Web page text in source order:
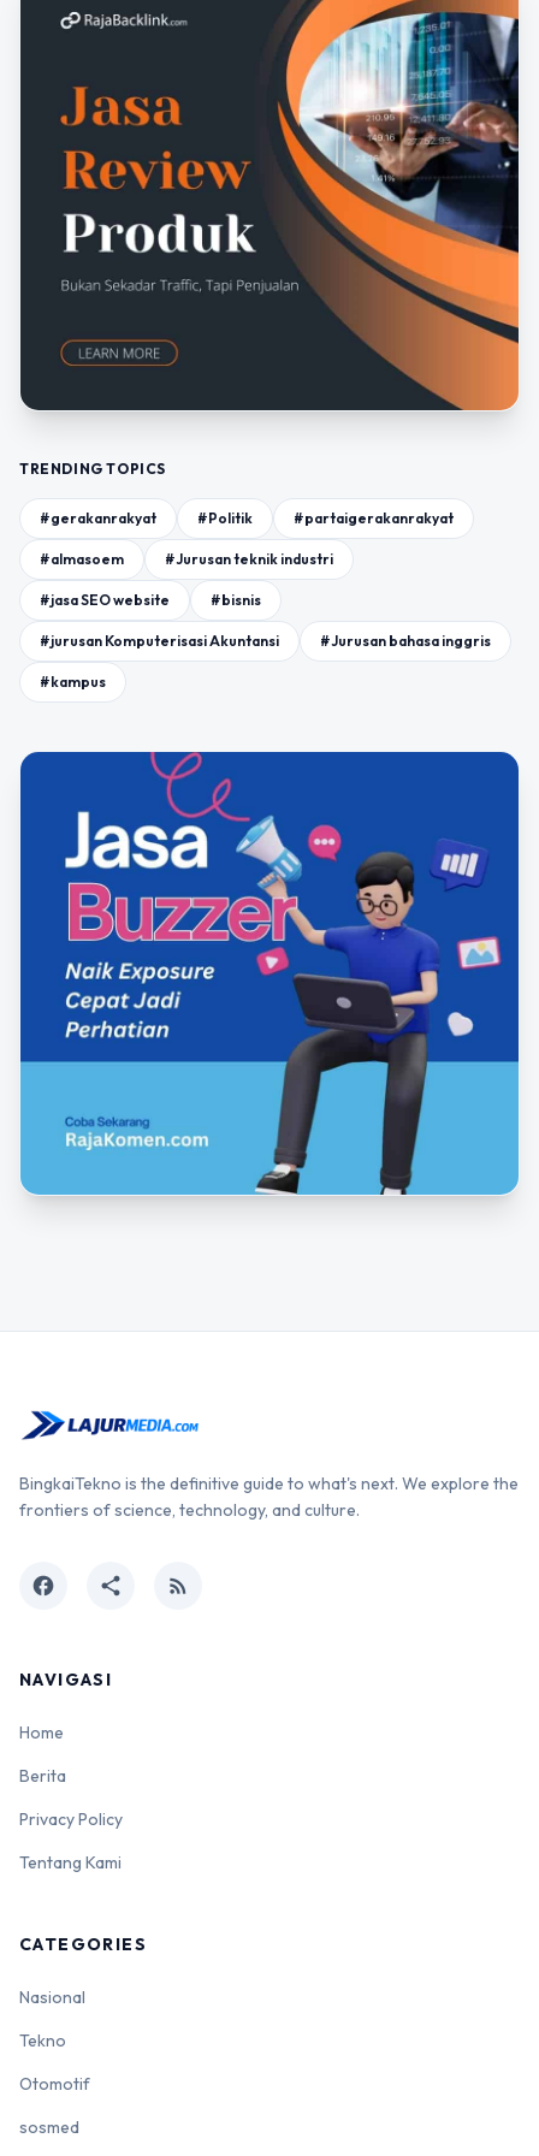
TRENDING TOPICS
#gerakanrakyat #Politik #partaigerakanrakyat
#almasoem #Jurusan teknik industri
#jasa SEO website #bisnis
#jurusan Komputerisasi Akuntansi #Jurusan bahasa inggris
#kampus
BingkaiTekno is the definitive guide to what's next. We explore the
frontiers of science, technology, and culture.
facebook share rss_feed
NAVIGASI
Home
Berita
Privacy Policy
Tentang Kami
CATEGORIES
Nasional
Tekno
Otomotif
sosmed